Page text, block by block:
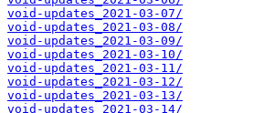
void-updates_2021-03-07/
void-updates_2021-03-08/
void-updates_2021-03-09/
void-updates_2021-03-10/
void-updates_2021-03-11/
void-updates_2021-03-12/
void-updates_2021-03-13/
void-updates_2021-03-14/